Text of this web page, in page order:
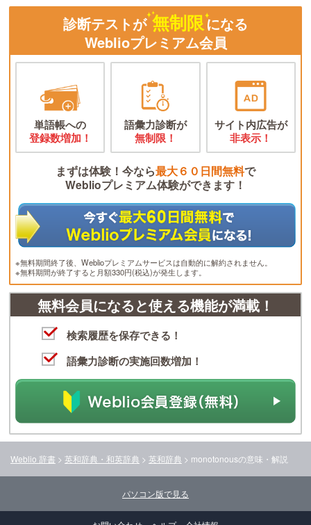
診断テストが 無制限になる
Weblioプレミアム会員
単語帳への
登録数増加！
語彙力診断が
無制限！
サイト内広告が
非表示！
まずは体験！今なら最大６０日間無料で
Weblioプレミアム体験ができます！
※無料期間終了後、Weblioプレミアムサービスは自動的に解約されません。
※無料期間が終了すると月額330円(税込)が発生します。
無料会員になると使える機能が満載！
検索履歴を保存できる！
語彙力診断の実施回数増加！
Weblio 辞書 > 英和辞典・和英辞典 > 英和辞典 > monotonousの意味・解説
パソコン版で見る